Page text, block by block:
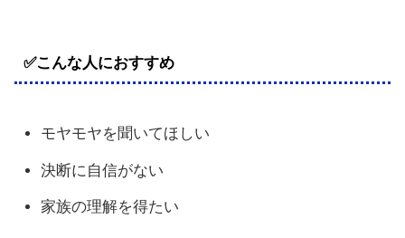
✅こんな人におすすめ
モヤモヤを聞いてほしい
決断に自信がない
家族の理解を得たい